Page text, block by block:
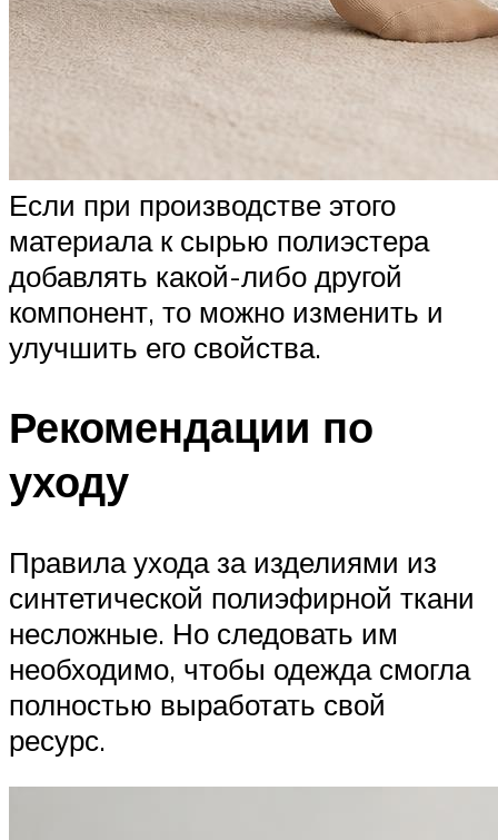
Если при производстве этого
материала к сырью полиэстера
добавлять какой-либо другой
компонент, то можно изменить и
улучшить его свойства.
Рекомендации по
уходу
Правила ухода за изделиями из
синтетической полиэфирной ткани
несложные. Но следовать им
необходимо, чтобы одежда смогла
полностью выработать свой
ресурс.